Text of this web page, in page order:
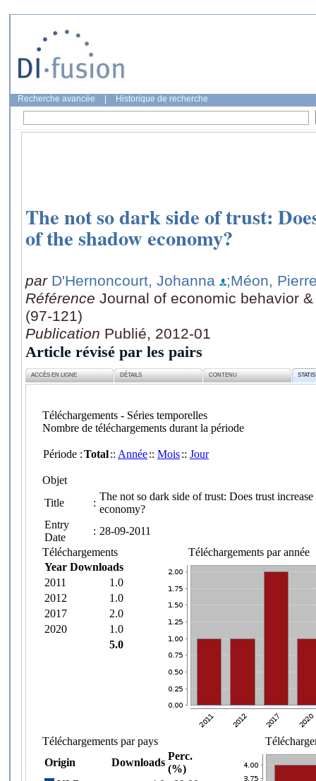
Recherche avancée Historique de recherche
The not so dark side of trust:
of the shadow economy?
par D'Hernoncourt, Johanna
;Méon,
Référence Journal of economic behavior
(97-121)
Publication Publié, 2012-01
Article révisé par les pairs
ACCÈS EN LIGNE DÉTAILS CONTENU